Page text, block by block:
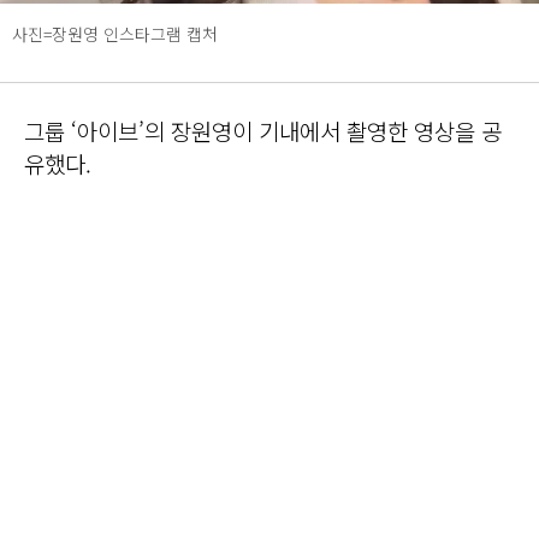
사진=장원영 인스타그램 캡처
그룹 ‘아이브’의 장원영이 기내에서 촬영한 영상을 공
유했다.